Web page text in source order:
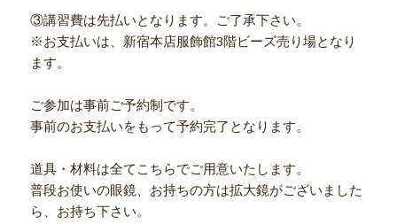
③講習費は先払いとなります。ご了承下さい。
※お支払いは、新宿本店服飾館3階ビーズ売り場となり
ます。
ご参加は事前ご予約制です。
事前のお支払いをもって予約完了となります。
道具・材料は全てこちらでご用意いたします。
普段お使いの眼鏡、お持ちの方は拡大鏡がございました
ら、お持ち下さい。